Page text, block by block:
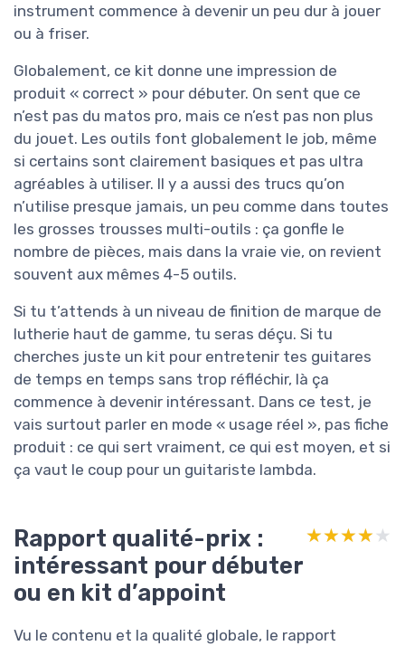
instrument commence à devenir un peu dur à jouer
ou à friser.
Globalement, ce kit donne une impression de
produit « correct » pour débuter. On sent que ce
n’est pas du matos pro, mais ce n’est pas non plus
du jouet. Les outils font globalement le job, même
si certains sont clairement basiques et pas ultra
agréables à utiliser. Il y a aussi des trucs qu’on
n’utilise presque jamais, un peu comme dans toutes
les grosses trousses multi-outils : ça gonfle le
nombre de pièces, mais dans la vraie vie, on revient
souvent aux mêmes 4-5 outils.
Si tu t’attends à un niveau de finition de marque de
lutherie haut de gamme, tu seras déçu. Si tu
cherches juste un kit pour entretenir tes guitares
de temps en temps sans trop réfléchir, là ça
commence à devenir intéressant. Dans ce test, je
vais surtout parler en mode « usage réel », pas fiche
produit : ce qui sert vraiment, ce qui est moyen, et si
ça vaut le coup pour un guitariste lambda.
Rapport qualité-prix :
intéressant pour débuter
ou en kit d’appoint
★★★★★
★★★★★
Vu le contenu et la qualité globale, le rapport